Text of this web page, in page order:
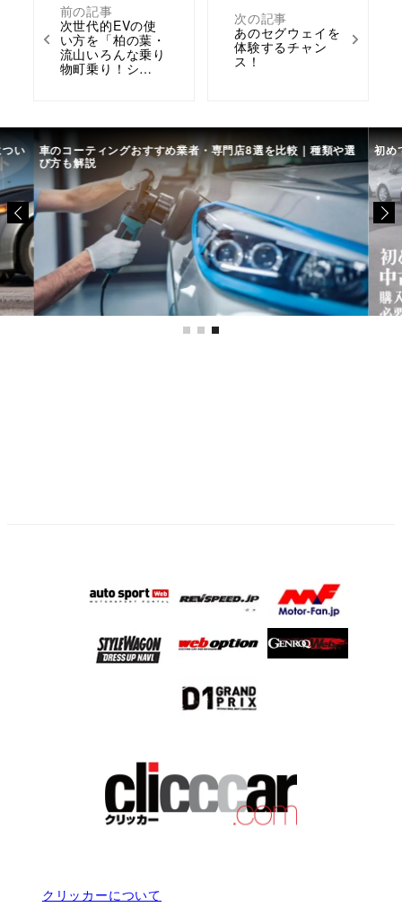
前の記事
次世代的EVの使
い方を「柏の葉・
流山いろんな乗り
物町乗り！シ…
次の記事
あのセグウェイを
体験するチャン
ス！
い 車のコーティングおすすめ業者・専門店8選を比較｜種類や選
び方も解説
初め
クリッカーについて